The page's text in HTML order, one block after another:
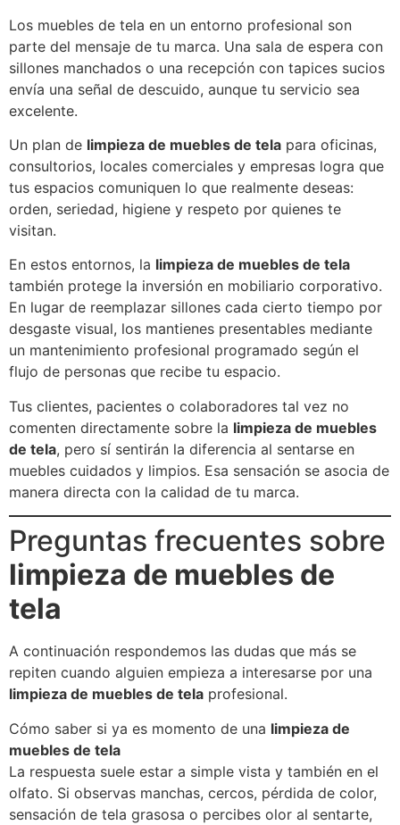
Los muebles de tela en un entorno profesional son
parte del mensaje de tu marca. Una sala de espera con
sillones manchados o una recepción con tapices sucios
envía una señal de descuido, aunque tu servicio sea
excelente.
Un plan de limpieza de muebles de tela para oficinas,
consultorios, locales comerciales y empresas logra que
tus espacios comuniquen lo que realmente deseas:
orden, seriedad, higiene y respeto por quienes te
visitan.
En estos entornos, la limpieza de muebles de tela
también protege la inversión en mobiliario corporativo.
En lugar de reemplazar sillones cada cierto tiempo por
desgaste visual, los mantienes presentables mediante
un mantenimiento profesional programado según el
flujo de personas que recibe tu espacio.
Tus clientes, pacientes o colaboradores tal vez no
comenten directamente sobre la limpieza de muebles
de tela, pero sí sentirán la diferencia al sentarse en
muebles cuidados y limpios. Esa sensación se asocia de
manera directa con la calidad de tu marca.
Preguntas frecuentes sobre
limpieza de muebles de
tela
A continuación respondemos las dudas que más se
repiten cuando alguien empieza a interesarse por una
limpieza de muebles de tela profesional.
Cómo saber si ya es momento de una limpieza de
muebles de tela
La respuesta suele estar a simple vista y también en el
olfato. Si observas manchas, cercos, pérdida de color,
sensación de tela grasosa o percibes olor al sentarte,